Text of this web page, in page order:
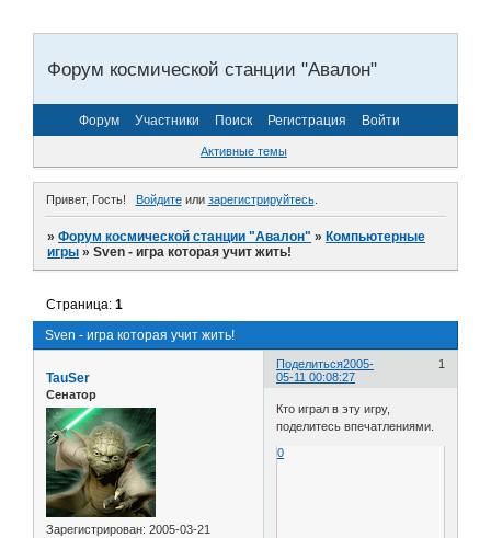
Форум космической станции "Авалон"
Форум Участники Поиск Регистрация Войти
Активные темы
Привет, Гость! Войдитеили зарегистрируйтесь.
»Форум космической станции "Авалон" »Компьютерные
игры »Sven - игра которая учит жить!
Sven - игра которая учит жить!
Страница:1
Поделиться 1
2005-
05-11 00:08:27
TauSer
Сенатор
Зарегистрирован: 2005-03-21
Кто играл в эту игру,
поделитесь впечатлениями.
0